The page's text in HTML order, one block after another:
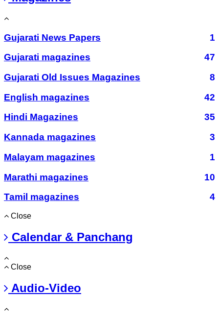
Gujarati News Papers
1
Gujarati magazines
47
Gujarati Old Issues Magazines
8
English magazines
42
Hindi Magazines
35
Kannada magazines
3
Malayam magazines
1
Marathi magazines
10
Tamil magazines
4
Close
Calendar & Panchang
Close
Audio-Video